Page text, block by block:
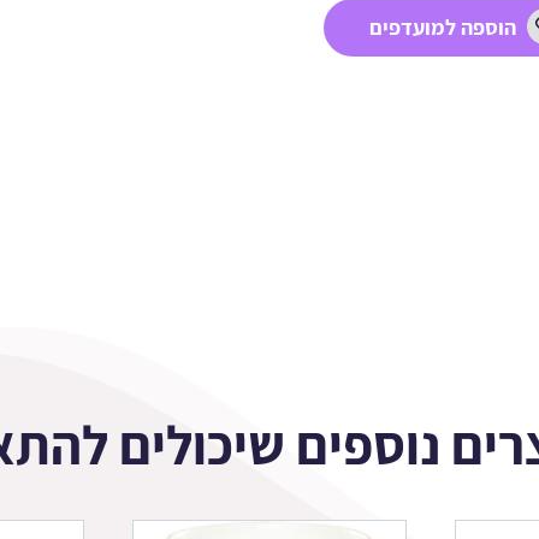
הוספה למועדפים
נוספים שיכולים